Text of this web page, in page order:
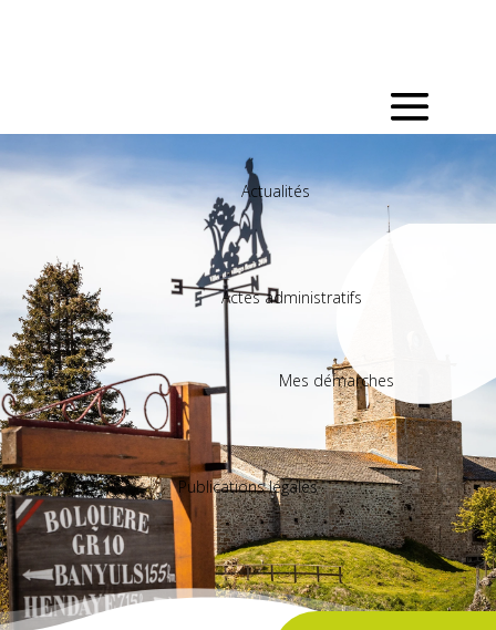
Actualités
Actes administratifs
Mes démarches
Publications légales